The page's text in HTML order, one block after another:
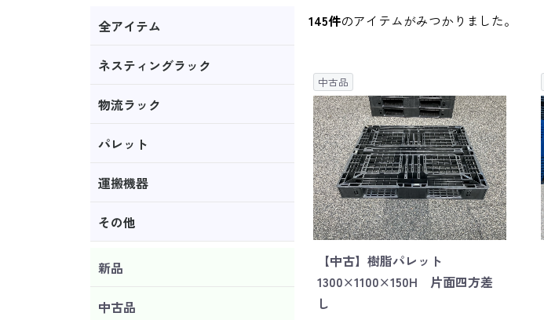
全アイテム
ネスティングラック
物流ラック
パレット
運搬機器
その他
新品
中古品
145件のアイテムがみつかりました。
中古品
【中古】樹脂パレット
1300×1100×150H 片面四方差
し